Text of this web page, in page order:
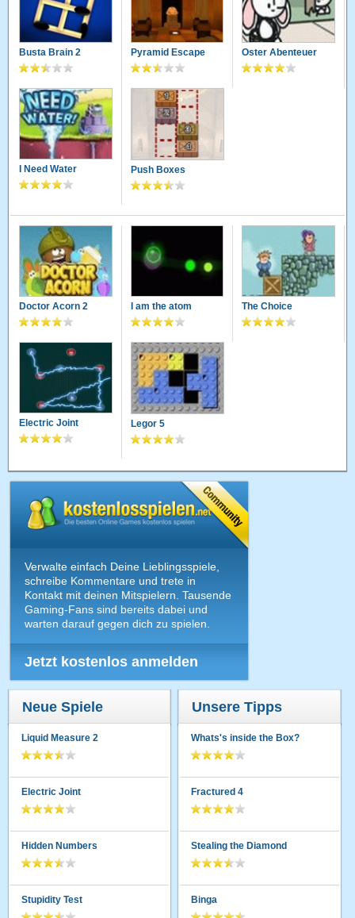
Busta Brain 2 Pyramid Escape Oster Abenteuer
I Need Water Push Boxes
Doctor Acorn 2 I am the atom The Choice
Electric Joint Legor 5
Verwalte einfach Deine Lieblingsspiele,
schreibe Kommentare und trete in
Kontakt mit deinen Mitspielern. Tausende
Gaming-Fans sind bereits dabei und
warten darauf gegen dich zu spielen.
Jetzt kostenlos anmelden
Neue Spiele
Liquid Measure 2
Electric Joint
Hidden Numbers
Stupidity Test
Unsere Tipps
Whats's inside the Box?
Fractured 4
Stealing the Diamond
Binga